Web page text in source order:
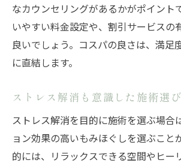
なカウンセリングがあるかがポイント
いやすい料金設定や、割引サービスの
良いでしょう。コスパの良さは、満足
に直結します。
ストレス解消も意識した施術選
ストレス解消を目的に施術を選ぶ場合
ョン効果の高いもみほぐしを選ぶこと
的には、リラックスできる空間やヒー